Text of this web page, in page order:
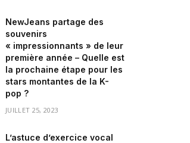
NewJeans partage des
souvenirs
« impressionnants » de leur
première année – Quelle est
la prochaine étape pour les
stars montantes de la K-
pop ?
JUILLET 25, 2023
L’astuce d’exercice vocal